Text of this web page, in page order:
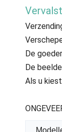
De
De
Als u